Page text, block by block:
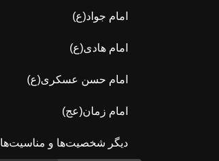
امام جواد(ع)
امام هادی(ع)
امام حسن عسکری(ع)
امام زمان(عج)
دیگر شخصیت‌ها و مناسیت‌ها